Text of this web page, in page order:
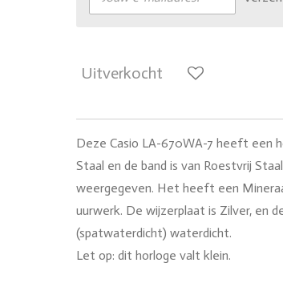
Uitverkocht
Deze Casio LA-670WA-7 heeft een
Staal en de band is van Roestvrij
weergegeven. Het heeft een
uurwerk. De wijzerplaat is Zilver, en
(spatwaterdicht) waterdicht.
Let op: dit horloge valt klein.